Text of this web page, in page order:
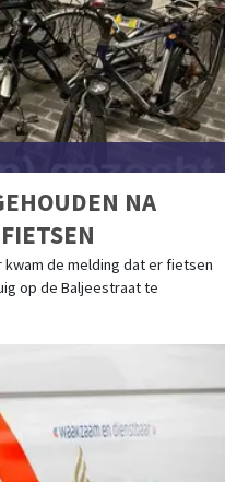
NA
kwam de melding dat er fietsen
op de Baljeestraat te